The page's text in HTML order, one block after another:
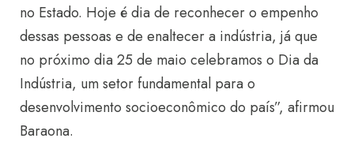
no Estado. Hoje é dia de reconhecer o empenho
dessas pessoas e de enaltecer a indústria, já que
no próximo dia 25 de maio celebramos o Dia da
Indústria, um setor fundamental para o
desenvolvimento socioeconômico do país”, afirmou
Baraona.